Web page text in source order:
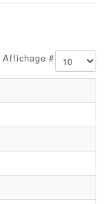
Affichage #